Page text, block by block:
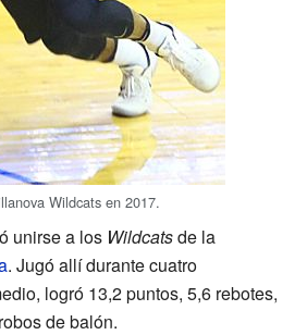
Wildcats en 2017.
unirse a los Wildcatsde la
. Jugó allí durante cuatro
logró 13,2 puntos, 5,6 rebotes,
de balón.